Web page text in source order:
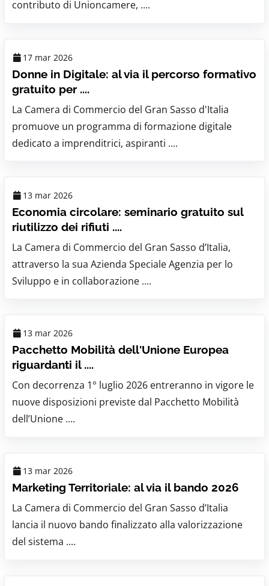
contributo di Unioncamere, ....
17 mar 2026
Donne in Digitale: al via il percorso formativo
gratuito per ....
La Camera di Commercio del Gran Sasso d'Italia
promuove un programma di formazione digitale
dedicato a imprenditrici, aspiranti ....
13 mar 2026
Economia circolare: seminario gratuito sul
riutilizzo dei rifiuti ....
La Camera di Commercio del Gran Sasso d’Italia,
attraverso la sua Azienda Speciale Agenzia per lo
Sviluppo e in collaborazione ....
13 mar 2026
Pacchetto Mobilità dell'Unione Europea
riguardanti il ....
Con decorrenza 1° luglio 2026 entreranno in vigore le
nuove disposizioni previste dal Pacchetto Mobilità
dell’Unione ....
13 mar 2026
Marketing Territoriale: al via il bando 2026
La Camera di Commercio del Gran Sasso d’Italia
lancia il nuovo bando finalizzato alla valorizzazione
del sistema ....